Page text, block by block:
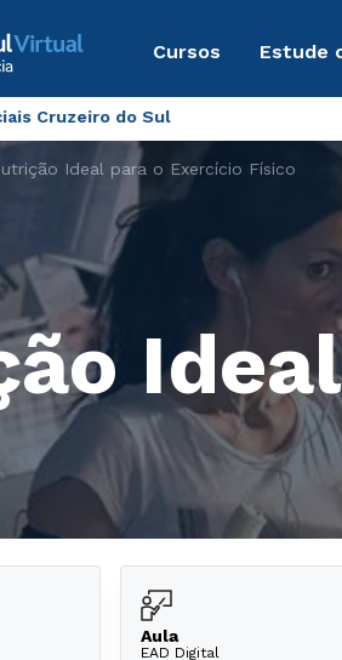
Cursos Estude
Cruzeiro do Sul
Ideal para o Exercício Físico
Aula
EAD Digital